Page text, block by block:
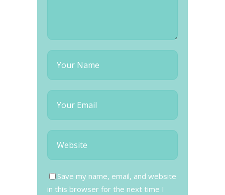
Save my name, email, and website
in this browser for the next time I